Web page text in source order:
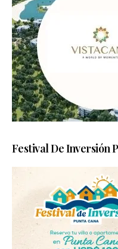
Festival De Inversión